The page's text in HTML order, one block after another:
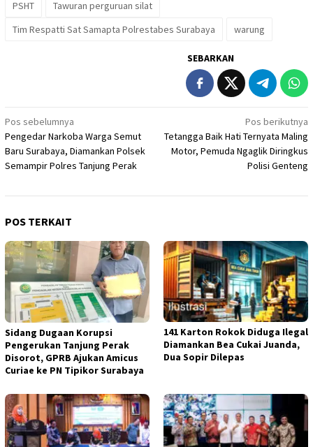
PSHT
Tawuran perguruan silat
Tim Respatti Sat Samapta Polrestabes Surabaya
warung
SEBARKAN
Navigasi
pos
Pos sebelumnya
Pengedar Narkoba Warga Semut
Baru Surabaya, Diamankan Polsek
Semampir Polres Tanjung Perak
Pos berikutnya
Tetangga Baik Hati Ternyata Maling
Motor, Pemuda Ngaglik Diringkus
Polisi Genteng
POS TERKAIT
Sidang Dugaan Korupsi
Pengerukan Tanjung Perak
Disorot, GPRB Ajukan Amicus
Curiae ke PN Tipikor Surabaya
141 Karton Rokok Diduga Ilegal
Diamankan Bea Cukai Juanda,
Dua Sopir Dilepas